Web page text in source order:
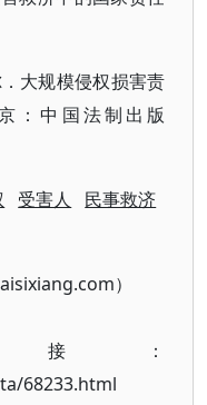
大规模侵权损害责
：中国法制出版
受害人 民事救济
）
：
68233.html